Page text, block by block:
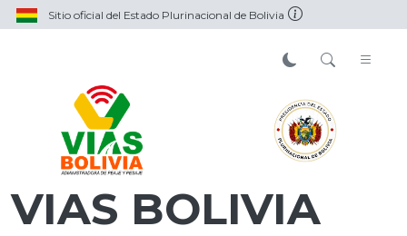
Sitio oficial del Estado Plurinacional de Bolivia
VIAS BOLIVIA